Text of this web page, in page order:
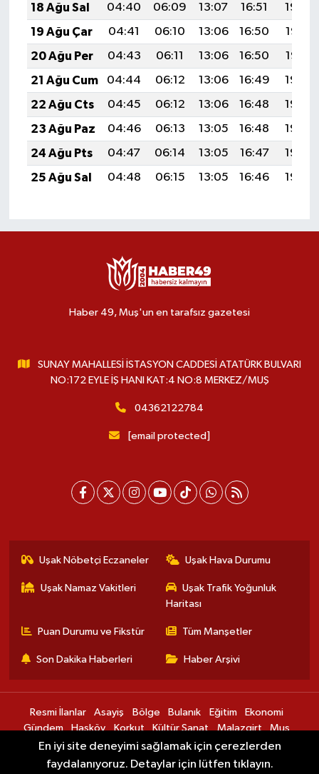
18 Ağu Sal
04:40 06:09 13:07 16:51
19:54
19 Ağu Çar
04:41 06:10 13:06 16:50
19:53
20 Ağu Per
04:43 06:11 13:06 16:50
19:52
21 Ağu Cum
04:44 06:12 13:06 16:49
19:50
22 Ağu Cts
04:45 06:12 13:06 16:48
19:49
23 Ağu Paz
04:46 06:13 13:05 16:48
19:48
24 Ağu Pts
04:47 06:14 13:05 16:47
19:46
25 Ağu Sal
04:48 06:15 13:05 16:46 19:45
Haber 49, Muş'un en tarafsız gazetesi
SUNAY MAHALLESİ İSTASYON CADDESİ ATATÜRK BULVARI
NO:172 EYLE İŞ HANI KAT:4 NO:8 MERKEZ/MUŞ
04362122784
[email protected]
Uşak Nöbetçi Eczaneler Uşak Hava Durumu
Uşak Namaz Vakitleri
Uşak Trafik Yoğunluk
Haritası
Puan Durumu ve Fikstür Tüm Manşetler
Son Dakika Haberleri Haber Arşivi
Resmi İlanlar Asayiş Bölge Bulanık Eğitim
Ekonomi
Gündem
Hasköy Korkut Kültür Sanat Malazgirt
Muş
Sağlık
Spor Teknoloji Varto
En iyi site deneyimi sağlamak için çerezlerden
faydalanıyoruz. Detaylar için lütfen tıklayın.